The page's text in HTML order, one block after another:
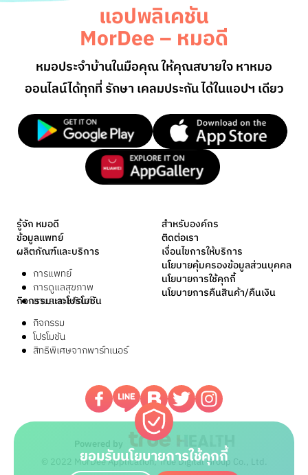
ยอมรับนโยบายการใช้คุกกี้
แอปพลิเคชัน
MorDee – หมอดี
หมอประจำบ้านในมือคุณ ให้คุณสบายใจ หาหมอ
ออนไลน์ได้ทุกที่ รักษา เคลมประกัน ได้ในแอปฯ เดียว
รู้จัก หมอดี
ข้อมูลแพทย์
ผลิตภัณฑ์และบริการ
การแพทย์
การดูแลสุขภาพ
ยาและเวชภัณฑ์
กิจกรรมและโปรโมชัน
กิจกรรม
โปรโมชัน
สิทธิพิเศษจากพาร์ทเนอร์
สำหรับองค์กร
ติดต่อเรา
เงื่อนไขการให้บริการ
นโยบายคุ้มครองข้อมูลส่วนบุคคล
นโยบายการใช้คุกกี้
นโยบายการคืนสินค้า/คืนเงิน
Powered by
© 2022 MorDee Application, True Digital Group Co., Ltd.